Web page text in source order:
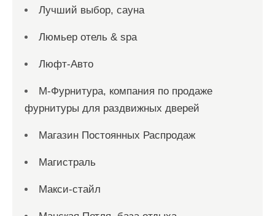
Лучший выбор, сауна
Люмьер отель & spa
Люфт-Авто
М-Фурнитура, компания по продаже
фурнитуры для раздвижных дверей
Магазин Постоянных Распродаж
Магистраль
Макси-стайл